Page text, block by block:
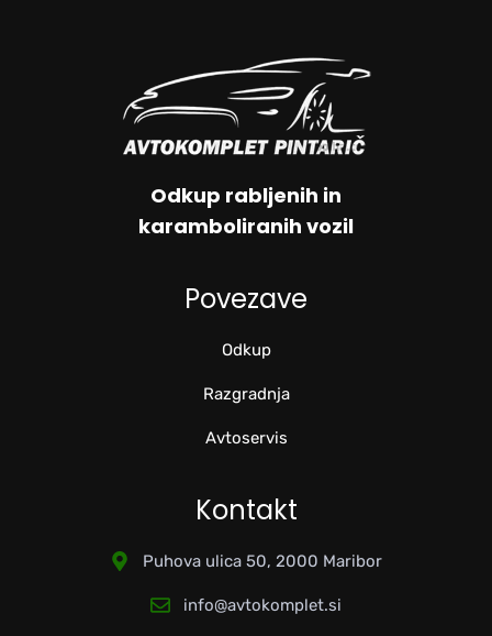
Odkup rabljenih in
karamboliranih vozil
Povezave
Odkup
Razgradnja
Avtoservis
Kontakt
Puhova ulica 50, 2000 Maribor
info@avtokomplet.si